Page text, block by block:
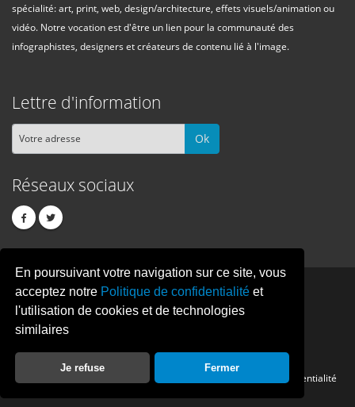
En poursuivant votre navigation sur ce site, vous
acceptez notre Politique de confidentialité et
l'utilisation de cookies et de technologies
similaires
Je refuse Fermer
spécialité: art, print, web, design/architecture, effets visuels/animation ou
vidéo. Notre vocation est d'être un lien pour la communauté des
infographistes, designers et créateurs de contenu lié à l'image.
Lettre d'information
Ok
Réseaux sociaux
PIXELCREATION
Publicité Politique de confidentialité